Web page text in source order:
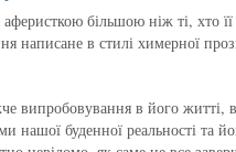
більшою ніж ті, хто її
написане в стилі химерної
випробовування в його житті,
нашої буденної реальності та